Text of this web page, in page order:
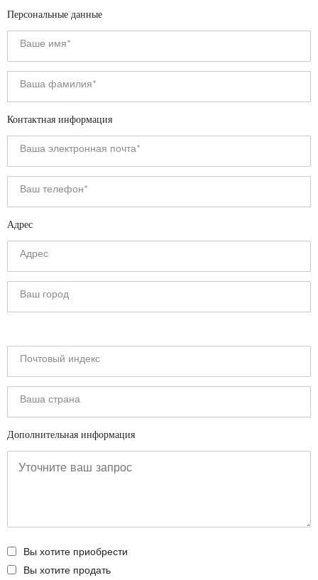
Персональные данные
Контактная информация
Адрес
Дополнительная информация
Вы хотите приобрести
Вы хотите продать